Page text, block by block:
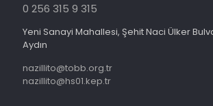
0 256 315 9 315
Yeni Sanayi Mahallesi, Şehit Naci Ülker
Aydın
nazillito@tobb.org.tr
nazillito@hs01.kep.tr